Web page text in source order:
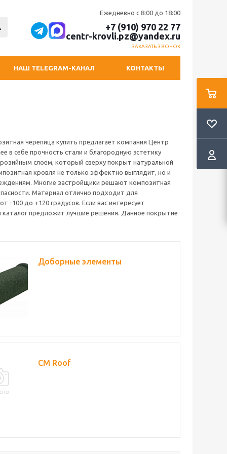
Ежедневно с 8:00 до 18:00
+7 (910) 970 22 77
centr-krovli.pz@yandex.ru
ЗАКАЗАТЬ ЗВОНОК
НАШ TELEGRAM-КАНАЛ КОНТАКТЫ
черепица купить предлагает компания Центр
себе прочность стали и благородную эстетику
слоем, который сверху покрыт натуральной
кровля не только эффектно выглядит, но и
Многие застройщики решают композитная
Материал отлично подходит для
100 до +120 градусов. Если вас интересует
каталог предложит лучшие решения. Данное покрытие
Доборные элементы
СМ Roof